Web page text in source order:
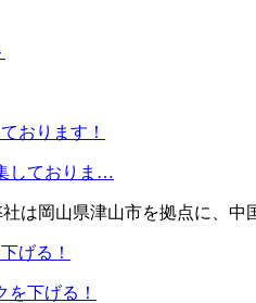
しておりま…
社は岡山県津山市を拠点に、
を下げる！